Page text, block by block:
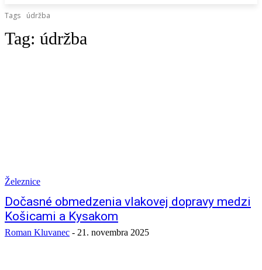
Tags údržba
Tag: údržba
Železnice
Dočasné obmedzenia vlakovej dopravy medzi
Košicami a Kysakom
Roman Kluvanec - 21. novembra 2025